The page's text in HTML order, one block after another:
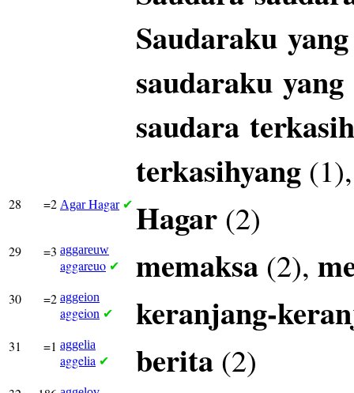
Saudaraku yang
saudaraku yang
saudara terkasih
terkasihyang
28 =2 AgarHagar ✔ Hagar (2)
29 =3 aggareuw
aggareuo ✔ memaksa (2),
30 =2 aggeion
aggeion ✔ keranjang-
31 =1 aggelia
aggelia ✔ berita (2)